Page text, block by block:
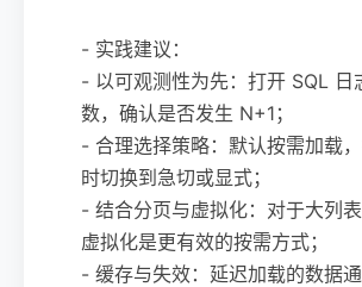
- 实践建议：
- 以可观测性为先：打开 SQL 日
数，确认是否发生 N+1；
- 合理选择策略：默认按需加载
时切换到急切或显式；
- 结合分页与虚拟化：对于大列
虚拟化是更有效的按需方式；
- 缓存与失效：延迟加载的数据